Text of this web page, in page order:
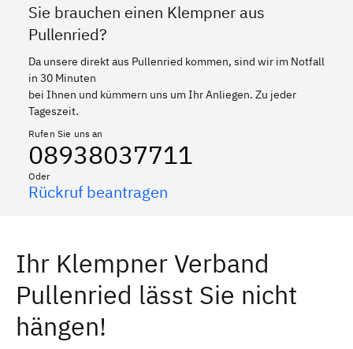
Sie brauchen einen Klempner aus
Pullenried?
Da unsere direkt aus Pullenried kommen, sind wir im Notfall
in 30 Minuten
bei Ihnen und kümmern uns um Ihr Anliegen. Zu jeder
Tageszeit.
Rufen Sie uns an
08938037711
Oder
Rückruf beantragen
Ihr Klempner Verband
Pullenried lässt Sie nicht
hängen!